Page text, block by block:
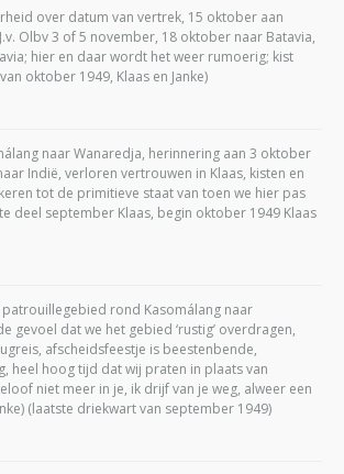
over datum van vertrek, 15 oktober aan
Olbv 3 of 5 november, 18 oktober naar Batavia,
hier en daar wordt het weer rumoerig; kist
oktober 1949, Klaas en Janke)
naar Wanaredja, herinnering aan 3 oktober
Indië, verloren vertrouwen in Klaas, kisten en
tot de primitieve staat van toen we hier pas
deel september Klaas, begin oktober 1949 Klaas
patrouillegebied rond Kasomálang naar
gevoel dat we het gebied ‘rustig’ overdragen,
afscheidsfeestje is beestenbende,
heel hoog tijd dat wij praten in plaats van
niet meer in je, ik drijf van je weg, alweer een
(laatste driekwart van september 1949)